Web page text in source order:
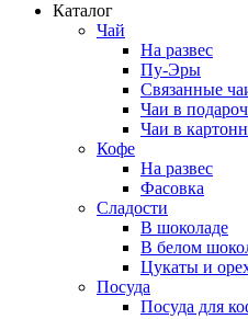
Каталог
Чай
На развес
Пу-Эры
Связанные
Чаи в
Чаи в
Кофе
На развес
Фасовка
Сладости
В шоколаде
В белом
Цукаты и
Посуда
Посуда для